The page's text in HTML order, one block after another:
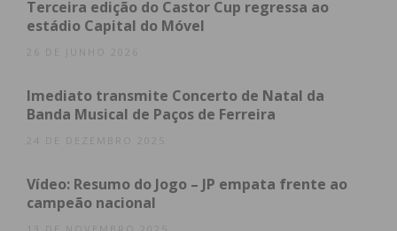
Assine nossa newsletter por e-mail e
atualizada.
Terceira edição do Castor Cup regressa ao
estádio Capital do Móvel
Imediato transmite Concerto de Natal da
Banda Musical de Paços de Ferreira
24 DE DEZEMBRO 2025
Vídeo: Resumo do Jogo – JP empata frente ao
campeão nacional